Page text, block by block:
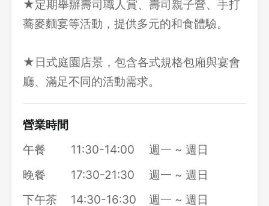
★定期舉辦壽司職人賞、壽司親子營、手打
蕎麥麵宴等活動，提供多元的和食體驗。
★日式庭園店景，包含各式規格包廂與宴會
廳、滿足不同的活動需求。
營業時間
午餐
11:30-14:00
週一 ~ 週日
晚餐
17:30-21:30
週一 ~ 週日
下午茶
14:30-16:30 週一 ~ 週日